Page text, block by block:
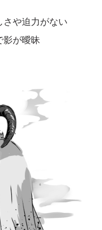
さや迫力がない
影が曖昧